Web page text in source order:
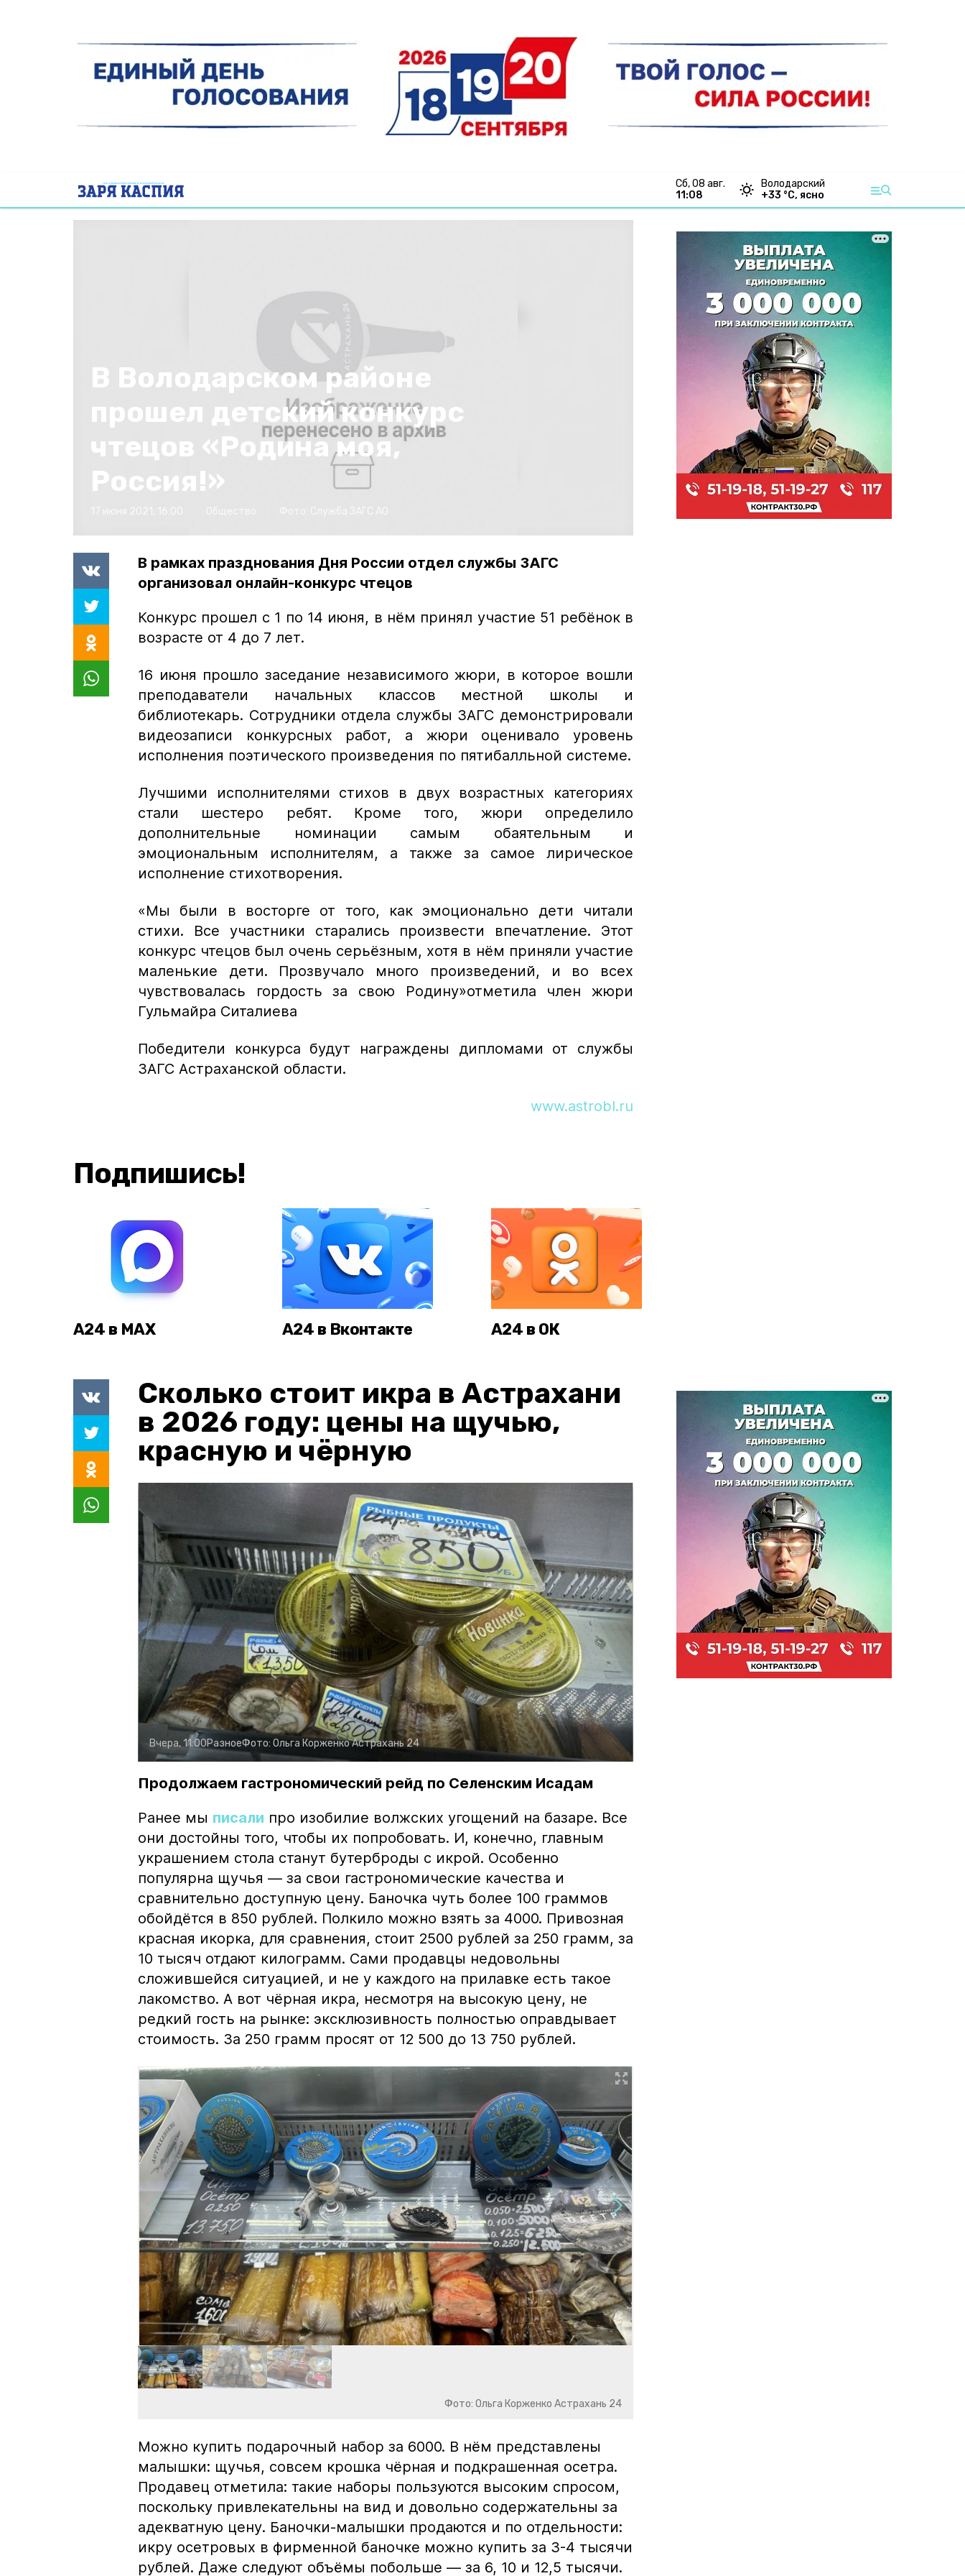
сб, 08 авг.
11:08
Володарский
+33 °С, ясно
В Володарском районе
прошел детский конкурс
чтецов «Родина моя,
Россия!»
В рамках празднования Дня России отдел службы ЗАГС
организовал онлайн-конкурс чтецов
Конкурс прошел с 1 по 14 июня, в нём принял участие 51 ребёнок в
возрасте от 4 до 7 лет.
16 июня прошло заседание независимого жюри, в которое вошли
преподаватели начальных классов местной школы и
библиотекарь. Сотрудники отдела службы ЗАГС демонстрировали
видеозаписи конкурсных работ, а жюри оценивало уровень
исполнения поэтического произведения по пятибалльной системе.
Лучшими исполнителями стихов в двух возрастных категориях
стали шестеро ребят. Кроме того, жюри определило
дополнительные номинации самым обаятельным и
эмоциональным исполнителям, а также за самое лирическое
исполнение стихотворения.
«Мы были в восторге от того, как эмоционально дети читали
стихи. Все участники старались произвести впечатление. Этот
конкурс чтецов был очень серьёзным, хотя в нём приняли участие
маленькие дети. Прозвучало много произведений, и во всех
чувствовалась гордость за свою Родину»отметила член жюри
Гульмайра Ситалиева
Победители конкурса будут награждены дипломами от службы
ЗАГС Астраханской области.
www.astrobl.ru
Подпишись!
А24 в MAX А24 в Вконтакте А24 в ОК
Сколько стоит икра в Астрахани
в 2026 году: цены на щучью,
красную и чёрную
Вчера, 11:00РазноеФото: Ольга КорженкоАстрахань 24
Продолжаем гастрономический рейд по Селенским Исадам
Ранее мы писали про изобилие волжских угощений на базаре. Все
они достойны того, чтобы их попробовать. И, конечно, главным
украшением стола станут бутерброды с икрой. Особенно
популярна щучья — за свои гастрономические качества и
сравнительно доступную цену. Баночка чуть более 100 граммов
обойдётся в 850 рублей. Полкило можно взять за 4000. Привозная
красная икорка, для сравнения, стоит 2500 рублей за 250 грамм, за
10 тысяч отдают килограмм. Сами продавцы недовольны
сложившейся ситуацией, и не у каждого на прилавке есть такое
лакомство. А вот чёрная икра, несмотря на высокую цену, не
редкий гость на рынке: эксклюзивность полностью оправдывает
стоимость. За 250 грамм просят от 12 500 до 13 750 рублей.
Фото: Ольга Корженко Астрахань 24
Можно купить подарочный набор за 6000. В нём представлены
малышки: щучья, совсем крошка чёрная и подкрашенная осетра.
Продавец отметила: такие наборы пользуются высоким спросом,
поскольку привлекательны на вид и довольно содержательны за
адекватную цену. Баночки-малышки продаются и по отдельности:
икру осетровых в фирменной баночке можно купить за 3-4 тысячи
рублей. Даже следуют объёмы побольше — за 6, 10 и 12,5 тысячи.